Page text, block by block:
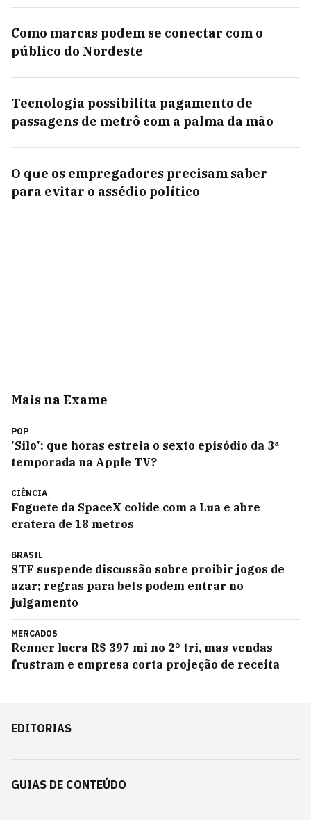
Como marcas podem se conectar com o
público do Nordeste
Tecnologia possibilita pagamento de
passagens de metrô com a palma da mão
O que os empregadores precisam saber
para evitar o assédio político
Mais na Exame
POP
'Silo': que horas estreia o sexto episódio da 3ª
temporada na Apple TV?
CIÊNCIA
Foguete da SpaceX colide com a Lua e abre
cratera de 18 metros
BRASIL
STF suspende discussão sobre proibir jogos de
azar; regras para bets podem entrar no
julgamento
MERCADOS
Renner lucra R$ 397 mi no 2° tri, mas vendas
frustram e empresa corta projeção de receita
EDITORIAS
GUIAS DE CONTEÚDO